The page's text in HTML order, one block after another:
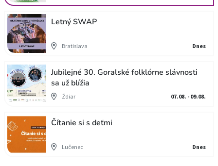
Letný SWAP
Bratislava Dnes
Jubilejné 30. Goralské folklórne slávnosti
sa už blížia
Ždiar 07.08. - 09.08.
Čítanie si s deťmi
Lučenec Dnes